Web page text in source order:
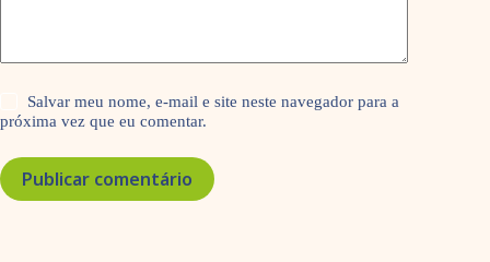
Salvar meu nome, e-mail e site neste navegador para a
próxima vez que eu comentar.
Publicar comentário